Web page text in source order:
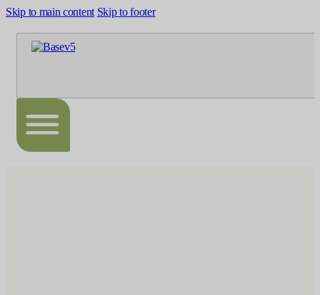
Skip to main content Skip to footer